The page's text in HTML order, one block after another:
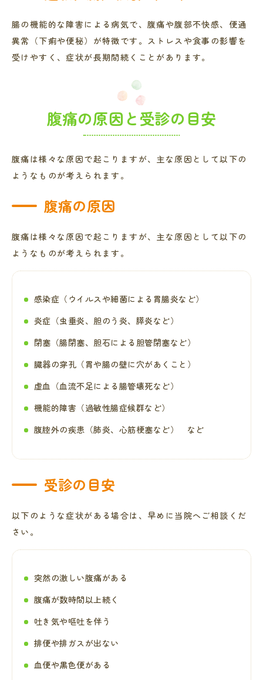
腸の機能的な障害による病気で、腹痛や腹部不快感、便通
異常（下痢や便秘）が特徴です。ストレスや食事の影響を
受けやすく、症状が長期間続くことがあります。
腹痛の原因と受診の目安
腹痛は様々な原因で起こりますが、主な原因として以下の
ようなものが考えられます。
腹痛の原因
腹痛は様々な原因で起こりますが、主な原因として以下の
ようなものが考えられます。
感染症（ウイルスや細菌による胃腸炎など）
炎症（虫垂炎、胆のう炎、膵炎など）
閉塞（腸閉塞、胆石による胆管閉塞など）
臓器の穿孔（胃や腸の壁に穴があくこと）
虚血（血流不足による腸管壊死など）
機能的障害（過敏性腸症候群など）
腹腔外の疾患（肺炎、心筋梗塞など） など
受診の目安
以下のような症状がある場合は、早めに当院へご相談くだ
さい。
突然の激しい腹痛がある
腹痛が数時間以上続く
吐き気や嘔吐を伴う
排便や排ガスが出ない
血便や黒色便がある